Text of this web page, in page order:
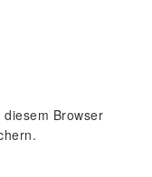
Browser